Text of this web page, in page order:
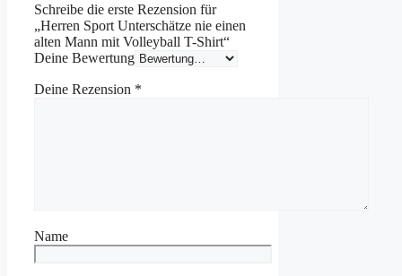
Schreibe die erste Rezension für
„Herren Sport Unterschätze nie einen
alten Mann mit Volleyball T-Shirt“
Deine Bewertung
Deine Rezension *
Name